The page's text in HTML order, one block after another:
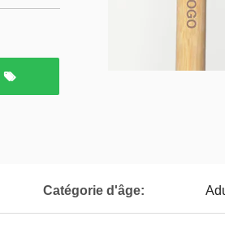
Catégorie d'âge: